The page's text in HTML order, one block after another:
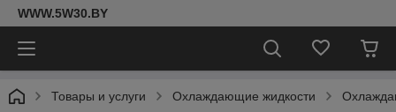
WWW.5W30.BY
Товары и услуги Охлаждающие жидкости